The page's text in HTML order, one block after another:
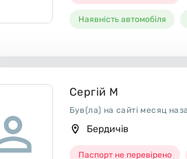
Наявність автомобіля
Сергій М
Був(ла) на сайті месяц
Бердичів
Паспорт не перевірено